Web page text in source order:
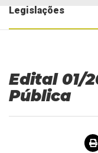
Legislações
Edital 01/
Pública